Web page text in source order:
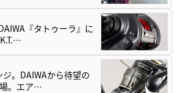
『タトゥーラ』に
。DAIWAから待望の
場。エア…